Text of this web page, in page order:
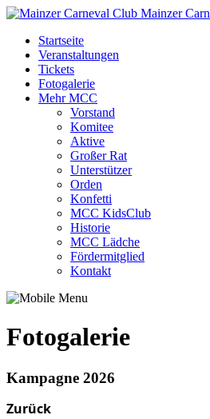
Mainzer
Startseite
Veranstaltungen
Tickets
Fotogalerie
Mehr MCC
Vorstand
Komitee
Aktive
Großer Rat
Unterstützer
Orden
Konfetti
MCC KidsClub
Historie
MCC Lädche
Fördermitglied
Kontakt
Fotogalerie
Kampagne 2026
Zurück